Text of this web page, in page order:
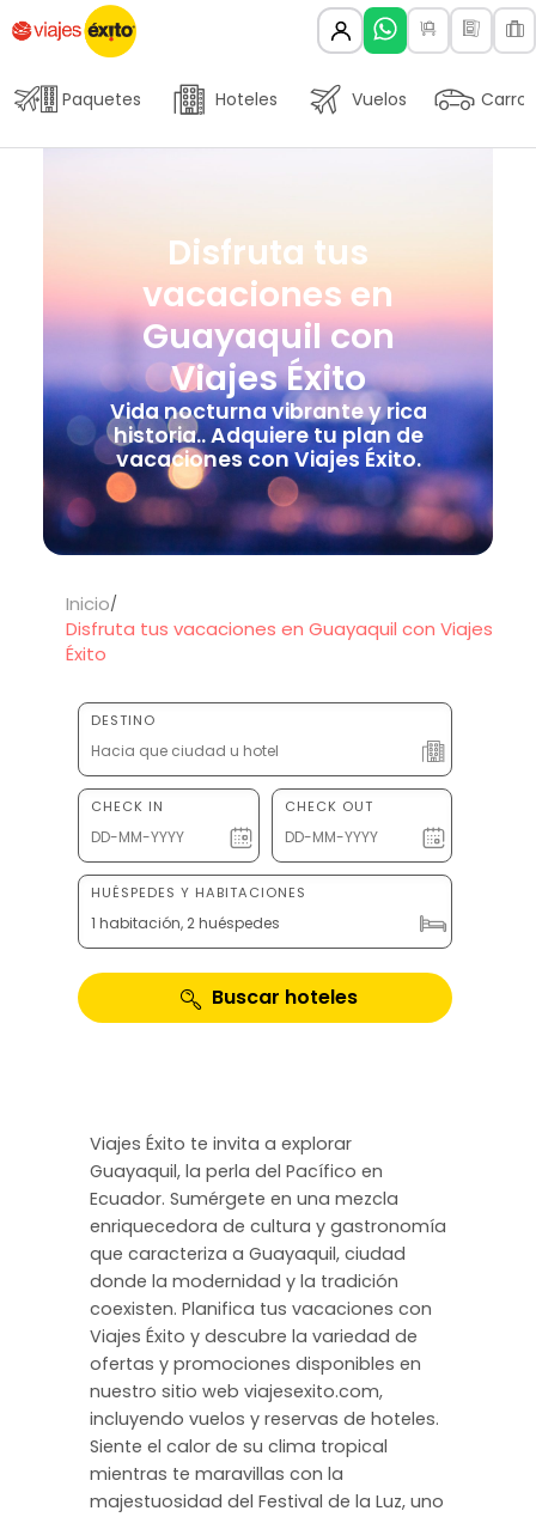
Paquetes Hoteles Vuelos Carros
Disfruta tus
vacaciones en
Guayaquil con
Viajes Éxito
Vida nocturna vibrante y rica
historia.. Adquiere tu plan de
vacaciones con Viajes Éxito.
Inicio
Disfruta tus vacaciones en Guayaquil con Viajes
Éxito
DESTINO
CHECK IN CHECK OUT
HUÉSPEDES Y HABITACIONES
1 habitación, 2 huéspedes
Buscar hoteles
Viajes Éxito te invita a explorar
Guayaquil, la perla del Pacífico en
Ecuador. Sumérgete en una mezcla
enriquecedora de cultura y gastronomía
que caracteriza a Guayaquil, ciudad
donde la modernidad y la tradición
coexisten. Planifica tus vacaciones con
Viajes Éxito y descubre la variedad de
ofertas y promociones disponibles en
nuestro sitio web viajesexito.com,
incluyendo vuelos y reservas de hoteles.
Siente el calor de su clima tropical
mientras te maravillas con la
majestuosidad del Festival de la Luz, uno